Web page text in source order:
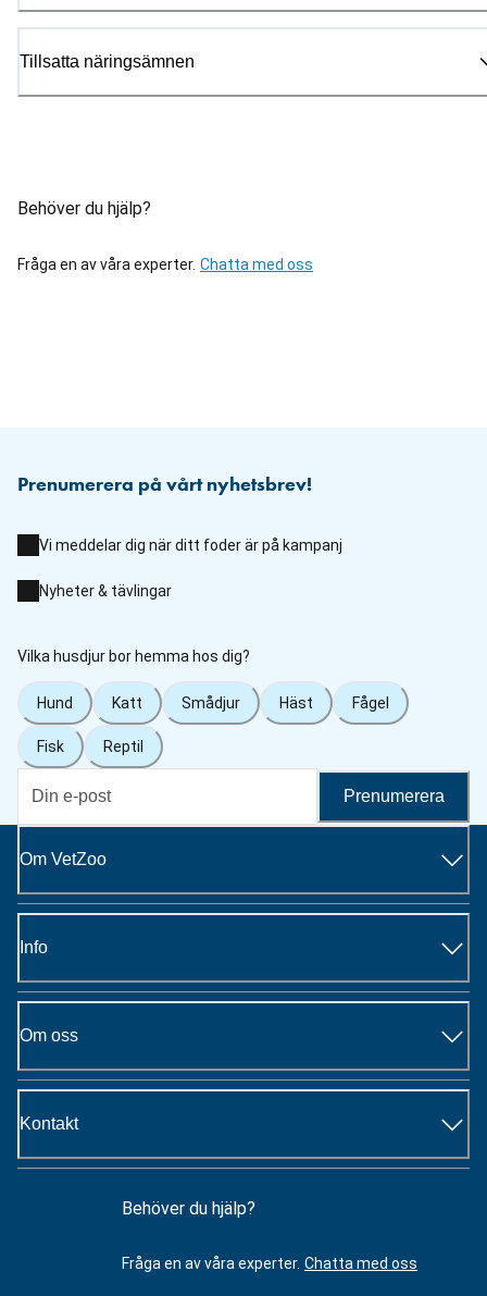
Tillsatta näringsämnen
Behöver du hjälp?
Fråga en av våra experter. Chatta med oss
Prenumerera på vårt nyhetsbrev!
Vi meddelar dig när ditt foder är på kampanj
Nyheter & tävlingar
Vilka husdjur bor hemma hos dig?
Hund Katt Smådjur Häst Fågel
Fisk Reptil
Prenumerera
Om VetZoo
Info
Om oss
Kontakt
Behöver du hjälp?
Fråga en av våra experter. Chatta med oss